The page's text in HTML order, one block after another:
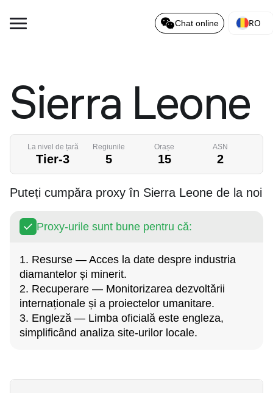
Chat online RO
Sierra Leone
La nivel de țară
Tier-3
Regiunile
5
Orașe
15
ASN
2
Puteți cumpăra proxy în Sierra Leone de la noi
Proxy-urile sunt bune pentru că:
1. Resurse — Acces la date despre industria
diamantelor și minerit.
2. Recuperare — Monitorizarea dezvoltării
internaționale și a proiectelor umanitare.
3. Engleză — Limba oficială este engleza,
simplificând analiza site-urilor locale.